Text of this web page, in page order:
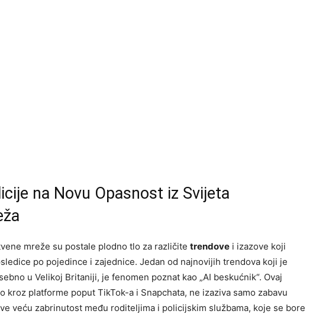
na Novu Opasnost iz Svijeta
mreže su postale plodno tlo za različite trendove i izazove koji
po pojedince i zajednice. Jedan od najnovijih trendova koji je
u Velikoj Britaniji, je fenomen poznat kao „AI beskućnik“. Ovaj
kroz platforme poput TikTok-a i Snapchata, ne izaziva samo zabavu
veću zabrinutost među roditeljima i policijskim službama, koje se bore